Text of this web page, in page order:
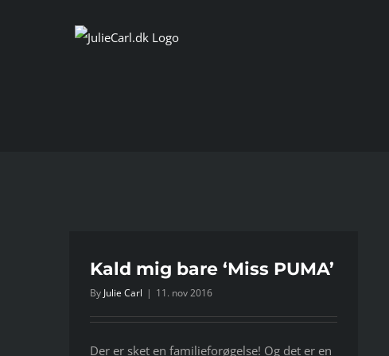
Kald mig bare ‘Miss PUMA’
By Julie Carl | 11. nov 2016
Der er sket en familieforøgelse! Og det er en